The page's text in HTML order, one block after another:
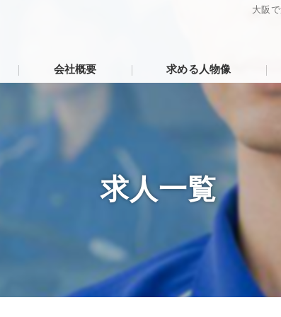
大阪
会社概要
代表挨拶
ビジョン
求める人物像
求人一覧